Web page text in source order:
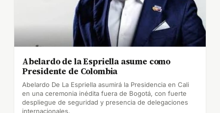
Abelardo de la Espriella asume como
Presidente de Colombia
Abelardo De La Espriella asumirá la Presidencia en Cali
en una ceremonia inédita fuera de Bogotá, con fuerte
despliegue de seguridad y presencia de delegaciones
internacionales.